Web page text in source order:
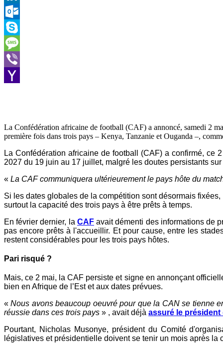
LinkedIn
Outlook.com
Skype
Message
Viber
La Confédération africaine de football (CAF) a annoncé, samedi 2
première fois dans trois pays – Kenya, Tanzanie et Ouganda –,
La Confédération africaine de football (CAF) a confirmé, ce
2027 du 19 juin au 17 juillet, malgré les doutes persistants
« La CAF communiquera ultérieurement le pays hôte du
Si les dates globales de la compétition sont désormais
surtout la capacité des trois pays à être prêts à temps.
En février dernier, la CAFavait démenti des informations de
pas encore prêts à l'accueillir. Et pour cause, entre les
restent considérables pour les trois pays hôtes.
Pari risqué ?
Mais, ce 2 mai, la CAF persiste et signe en annonçant
bien en Afrique de l’Est et aux dates prévues.
«Nous avons beaucoup oeuvré pour que la CAN se tienne
réussie dans ces trois pays » , avait déjà assuré le président
Pourtant, Nicholas Musonye, président du Comité
législatives et présidentielle doivent se tenir un mois après